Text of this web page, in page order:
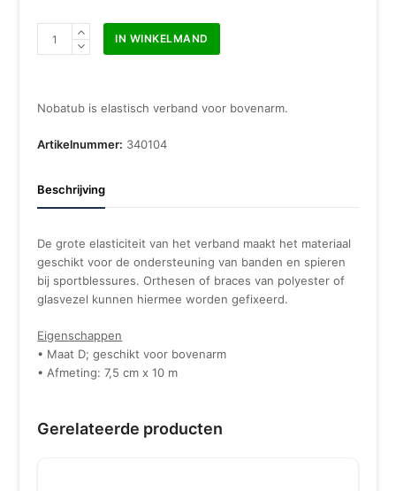
Nobatub
cm
10
IN WINKELMAND
Nobatub is elastisch verband voor bovenarm.
Artikelnummer: 340104
Beschrijving
De grote elasticiteit van het verband maakt het materiaal
geschikt voor de ondersteuning van banden en spieren
bij sportblessures. Orthesen of braces van polyester of
glasvezel kunnen hiermee worden gefixeerd.
Eigenschappen
• Maat D; geschikt voor bovenarm
• Afmeting: 7,5 cm x 10 m
Gerelateerde producten